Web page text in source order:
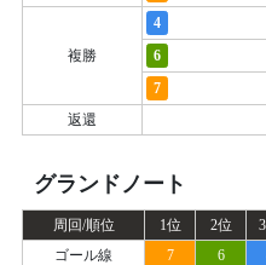
複勝
4
6
7
返還
グランドノート
周回/順位 1位 2位
ゴール線
7 6